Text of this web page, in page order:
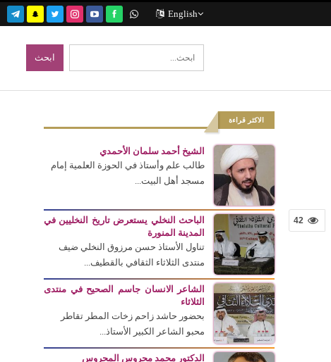
English
42
الاكثر قراءة
الشيخ أحمد سلمان الأحمدي
طالب علم وأستاذ في الحوزة العلمية إمام
مسجد أهل البيت...
الباحث النخلي يستعرض تاريخ النخليين في
المدينة المنورة
تناول الأستاذ حسن مرزوق النخلي ضيف
منتدى الثلاثاء الثقافي بالقطيف...
الشاعر الانسان جاسم الصحيح في منتدى
الثلاثاء
بحضور حاشد زاحم زخات المطر تقاطر
محبو الشاعر الكبير الأستاذ...
الدكتور محمد محروس المحروس